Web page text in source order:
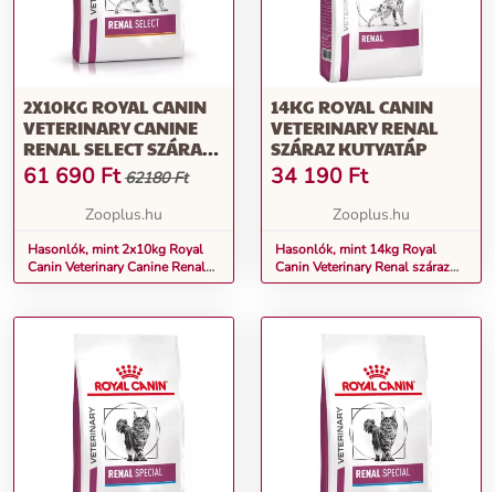
2X10KG ROYAL CANIN
VETERINARY CANINE
RENAL SELECT SZÁRAZ
KUTYATÁP
61 690 Ft 62180 Ft
Zooplus.hu
Hasonlók, mint 2x10kg Royal
Canin Veterinary Canine Renal
Select száraz kutyatáp
14KG ROYAL CANIN
VETERINARY RENAL
SZÁRAZ KUTYATÁP
34 190 Ft
Zooplus.hu
Hasonlók, mint 14kg Royal
Canin Veterinary Renal száraz
kutyatáp